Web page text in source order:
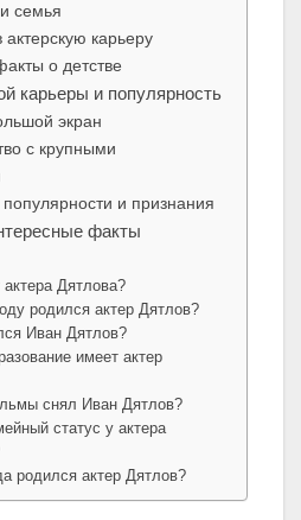
семья
карьеру
о детстве
карьеры и популярность
экран
с крупными
и признания
факты
актера Дятлова?
родился актер Дятлов?
Иван Дятлов?
имеет актер
снял Иван Дятлов?
статус у актера
родился актер Дятлов?